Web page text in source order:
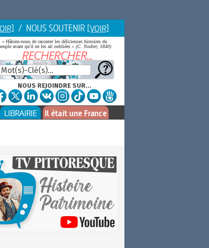
/ NOUS SOUTENIR [VOIR]
« Hâtons-nous de raconter les délicieuses histoires du
avant qu'il ne les ait oubliées » (C. Nodier, 1840)
NOUS REJOINDRE SUR...
LIBRAIRIE Il était une France